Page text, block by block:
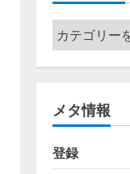
カ
テ
ゴ
ー
メタ情報
登録